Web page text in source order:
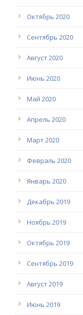
Октябрь 2020
Сентябрь 2020
Август 2020
Июнь 2020
Май 2020
Апрель 2020
Март 2020
Февраль 2020
Январь 2020
Декабрь 2019
Ноябрь 2019
Октябрь 2019
Сентябрь 2019
Август 2019
Июнь 2019